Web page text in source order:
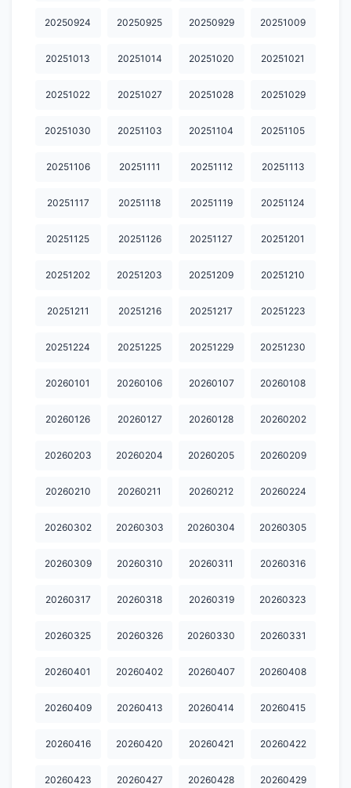
20260715 20260716 20260721 20260722 20260723
20260727 20260728 20260729 20260730 20260803
20260804 20260805 20260806 202606010
20250924 20250925 20250929 20251009
20251013 20251014 20251020 20251021
20251022 20251027 20251028 20251029
20251030 20251103 20251104 20251105
20251106 20251111 20251112 20251113
20251117 20251118 20251119 20251124
20251125 20251126 20251127 20251201
20251202 20251203 20251209 20251210
20251211 20251216 20251217 20251223
20251224 20251225 20251229 20251230
20260101 20260106 20260107 20260108
20260126 20260127 20260128 20260202
20260203 20260204 20260205 20260209
20260210 20260211 20260212 20260224
20260302 20260303 20260304 20260305
20260309 20260310 20260311 20260316
20260317 20260318 20260319 20260323
20260325 20260326 20260330 20260331
20260401 20260402 20260407 20260408
20260409 20260413 20260414 20260415
20260416 20260420 20260421 20260422
20260423 20260427 20260428 20260429